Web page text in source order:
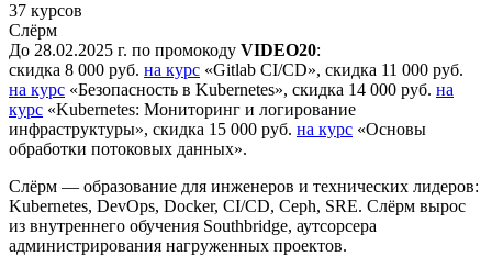
37 курсов
Слёрм
До 28.02.2025 г. по промокоду VIDEO20:
скидка 8 000 руб. на курс «Gitlab CI/CD», скидка 11 000 руб.
на курс «Безопасность в Kubernetes», скидка 14 000 руб. на
курс «Kubernetes: Мониторинг и логирование
инфраструктуры», скидка 15 000 руб. на курс «Основы
обработки потоковых данных».
Слёрм — образование для инженеров и технических лидеров:
Kubernetes, DevOps, Docker, CI/CD, Ceph, SRE. Слёрм вырос
из внутреннего обучения Southbridge, аутсорсера
администрирования нагруженных проектов.